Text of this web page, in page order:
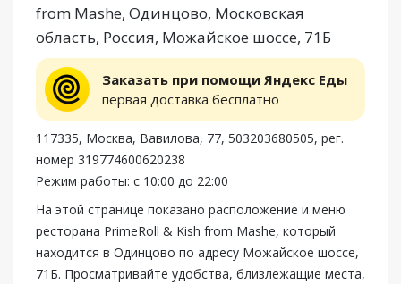
from Mashe, Одинцово, Московская
область, Россия, Можайское шоссе, 71Б
Заказать при помощи Яндекс Еды
первая доставка бесплатно
117335, Москва, Вавилова, 77, 503203680505, рег.
номер 319774600620238
Режим работы: с 10:00 до 22:00
На этой странице показано расположение и меню
ресторана PrimeRoll & Kish from Mashe, который
находится в Одинцово по адресу Можайское шоссе,
71Б. Просматривайте удобства, близлежащие места,